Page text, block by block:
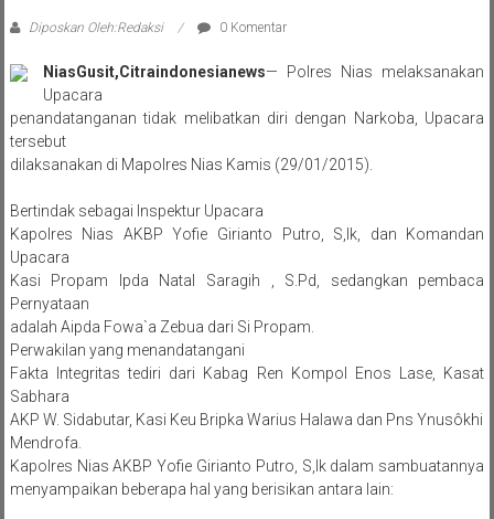
Diposkan Oleh:Redaksi 0 Komentar
NiasGusit,Citraindonesianews— Polres Nias melaksanakan
Upacara
penandatanganan tidak melibatkan diri dengan Narkoba, Upacara
tersebut
dilaksanakan di Mapolres Nias Kamis (29/01/2015).
Bertindak sebagai Inspektur Upacara
Kapolres Nias AKBP Yofie Girianto Putro, S,Ik, dan Komandan
Upacara
Kasi Propam Ipda Natal Saragih , S.Pd, sedangkan pembaca
Pernyataan
adalah Aipda Fowa`a Zebua dari Si Propam.
Perwakilan yang menandatangani
Fakta Integritas tediri dari Kabag Ren Kompol Enos Lase, Kasat
Sabhara
AKP W. Sidabutar, Kasi Keu Bripka Warius Halawa dan Pns Ynusôkhi
Mendrofa.
Kapolres Nias AKBP Yofie Girianto Putro, S,Ik dalam sambuatannya
menyampaikan beberapa hal yang berisikan antara lain: